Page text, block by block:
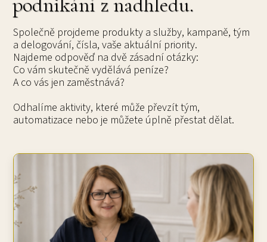
Společně projdeme produkty a služby, kampaně, tým
a delogování, čísla, vaše aktuální priority.
Najdeme odpověď na dvě zásadní otázky:
Co vám skutečně vydělává peníze?
A co vás jen zaměstnává?
Odhalíme aktivity, které může převzít tým,
automatizace nebo je můžete úplně přestat dělat.